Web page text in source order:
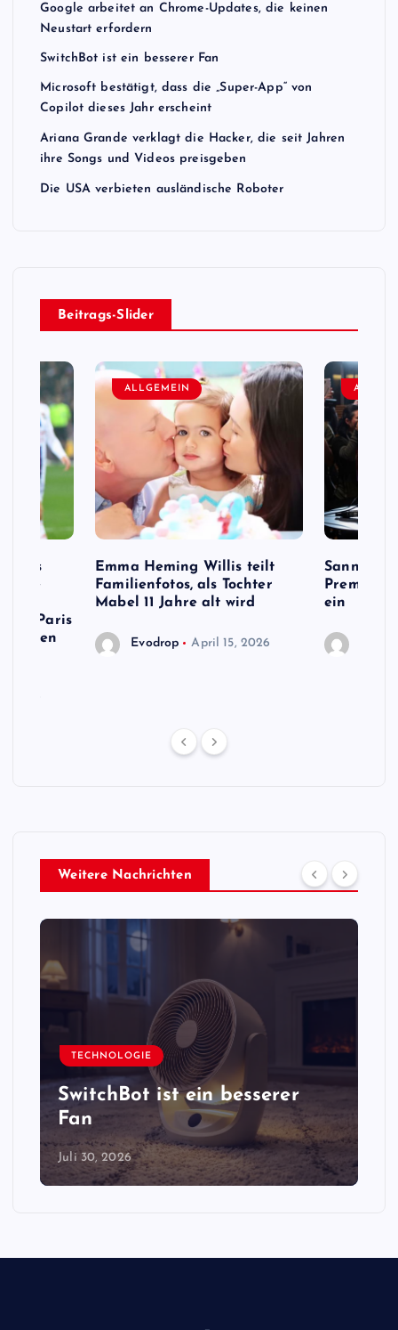
Google arbeitet an Chrome-Updates, die keinen
Neustart erfordern
SwitchBot ist ein besserer Fan
Microsoft bestätigt, dass die „Super-App“ von
Copilot dieses Jahr erscheint
Ariana Grande verklagt die Hacker, die seit Jahren
ihre Songs und Videos preisgeben
Die USA verbieten ausländische Roboter
Beitrags-Slider
Fans
von Paris
neuen
ALLGEMEIN
Emma Heming Willis teilt
Familienfotos, als Tochter
Mabel 11 Jahre alt wird
Evodrop April 15, 2026
Sanna
ein
Weitere Nachrichten
TECHNOLOGIE
SwitchBot ist ein besserer
Fan
Juli 30, 2026